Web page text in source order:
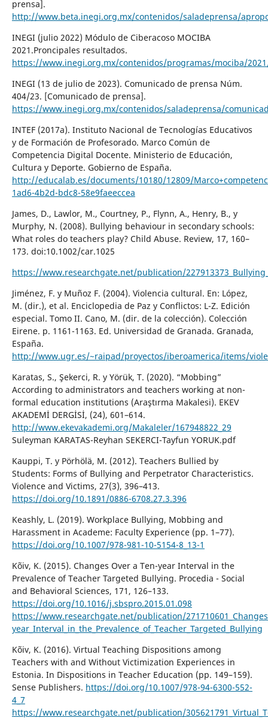
prensa].
http://www.beta.inegi.org.mx/contenidos/saladeprensa/
INEGI (julio 2022) Módulo de Ciberacoso MOCIBA
2021.Proncipales resultados.
https://www.inegi.org.mx/contenidos/programas/mociba/
INEGI (13 de julio de 2023). Comunicado de prensa Núm.
404/23. [Comunicado de prensa].
https://www.inegi.org.mx/contenidos/saladeprensa/
INTEF (2017a). Instituto Nacional de Tecnologías Educativos
y de Formación de Profesorado. Marco Común de
Competencia Digital Docente. Ministerio de Educación,
Cultura y Deporte. Gobierno de España.
http://educalab.es/documents/10180/12809/
1ad6-4b2d-bdc8-58e9faeeccea
James, D., Lawlor, M., Courtney, P., Flynn, A., Henry, B., y
Murphy, N. (2008). Bullying behaviour in secondary schools:
What roles do teachers play? Child Abuse. Review, 17, 160–
173. doi:10.1002/car.1025
https://www.researchgate.net/publication/
Jiménez, F. y Muñoz F. (2004). Violencia cultural. En: López,
M. (dir.), et al. Enciclopedia de Paz y Conflictos: L-Z. Edición
especial. Tomo II. Cano, M. (dir. de la colección). Colección
Eirene. p. 1161-1163. Ed. Universidad de Granada. Granada,
España.
http://www.ugr.es/~raipad/proyectos/iberoamerica/items/
Karatas, S., Şekerci, R. y Yörük, T. (2020). “Mobbing”
According to administrators and teachers working at non-
formal education institutions (Araştırma Makalesi). EKEV
AKADEMİ DERGİSİ, (24), 601–614.
http://www.ekevakademi.org/Makaleler/167948822_29
Suleyman KARATAS-Reyhan SEKERCI-Tayfun YORUK.pdf
Kauppi, T. y Pörhölä, M. (2012). Teachers Bullied by
Students: Forms of Bullying and Perpetrator Characteristics.
Violence and Victims, 27(3), 396–413.
https://doi.org/10.1891/0886-6708.27.3.396
Keashly, L. (2019). Workplace Bullying, Mobbing and
Harassment in Academe: Faculty Experience (pp. 1–77).
https://doi.org/10.1007/978-981-10-5154-8_13-1
Kõiv, K. (2015). Changes Over a Ten-year Interval in the
Prevalence of Teacher Targeted Bullying. Procedia - Social
and Behavioral Sciences, 171, 126–133.
https://doi.org/10.1016/j.sbspro.2015.01.098
https://www.researchgate.net/publication/
year_Interval_in_the_Prevalence_of_Teacher_Targeted_Bullying
Kõiv, K. (2016). Virtual Teaching Dispositions among
Teachers with and Without Victimization Experiences in
Estonia. In Dispositions in Teacher Education (pp. 149–159).
Sense Publishers. https://doi.org/10.1007/978-94-6300-552-
4_7
https://www.researchgate.net/publication/